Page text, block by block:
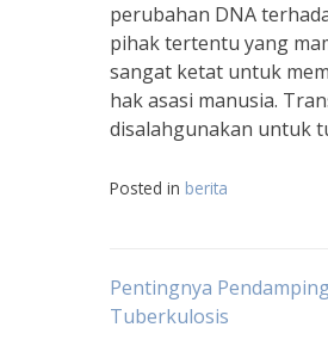
perubahan DNA
pihak tertentu yang
sangat ketat untuk
hak asasi manusia.
disalahgunakan untuk
Posted in berita
Navigasi
Pentingnya
Tuberkulosis